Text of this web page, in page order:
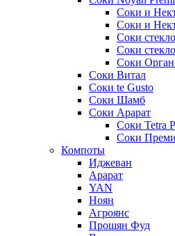
Соки и
Соки и
Соки
Соки
Соки
Соки Витал
Соки te Gusto
Соки Шамб
Соки Арарат
Соки Tetra
Соки
Компоты
Иджеван
Арарат
YAN
Ноян
Агроянс
Прошян Фуд